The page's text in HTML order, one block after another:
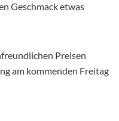
Geschmack etwas
Preisen
am kommenden Freitag